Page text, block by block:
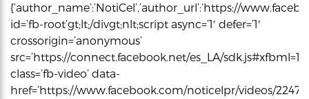
{‘author_name’:’NotiCel’,’author_url’:’https://
id=’fb-root’gt;lt;/divgt;nlt;script async=’1′ defer=’1′
crossorigin=’anonymous’
src=’https://connect.facebook.net/es_LA/
class=’fb-video’ data-
href=’https://www.facebook.com/noticelpr/videos/